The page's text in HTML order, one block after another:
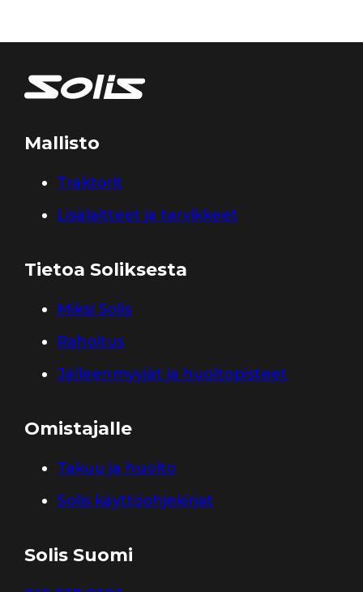
Mallisto
Traktorit
Lisälaitteet ja tarvikkeet
Tietoa Soliksesta
Miksi Solis
Rahoitus
Jälleenmyyjät ja huoltopisteet
Omistajalle
Takuu ja huolto
Solis käyttöohjekirjat
Solis Suomi